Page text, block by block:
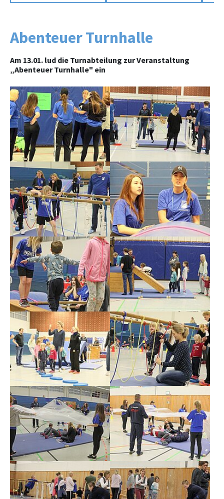
Abenteuer Turnhalle
Am 13.01. lud die Turnabteilung zur Veranstaltung
„Abenteuer Turnhalle" ein
Show larger version Show larger version
Show larger version Show larger version
Show larger version Show larger version
Show larger version Show larger version
Show larger version Show larger version
Show larger version Show larger version